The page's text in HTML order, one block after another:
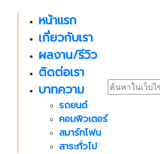
หน้าแรก
เกี่ยวกับเรา
ผลงาน/รีวิว
ติดต่อเรา
บาทความ
รถยนต์
คอมพิวเตอร์
สมาร์ทโฟน
สาระทั่วไป